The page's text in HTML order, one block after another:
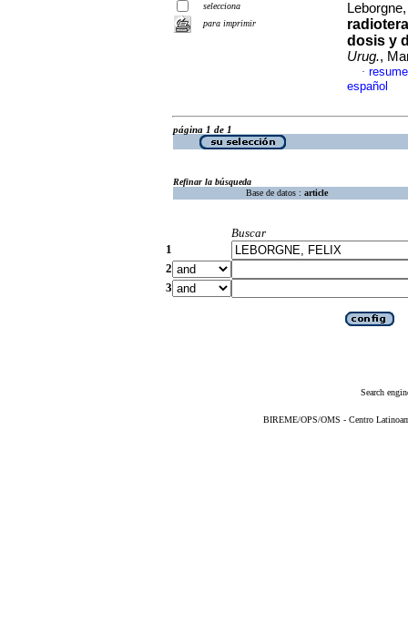
selecciona
para imprimir
dosis y
Urug.,
·
español
página 1 de 1
Refinar la búsqueda
Base de datos : article
Buscar
1
2
3
Search
BIREME/OPS/OMS - Centro